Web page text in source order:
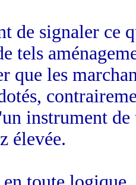
de signaler ce
tels
que les
instrument
élevée.